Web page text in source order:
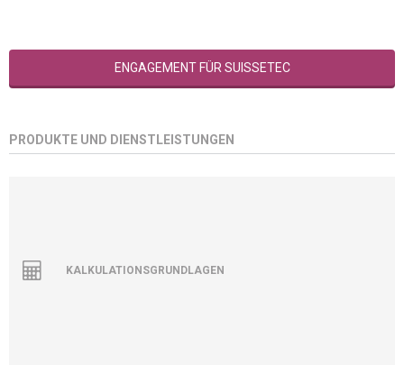
ENGAGEMENT FÜR SUISSETEC
PRODUKTE UND DIENSTLEISTUNGEN
KALKULATIONSGRUNDLAGEN